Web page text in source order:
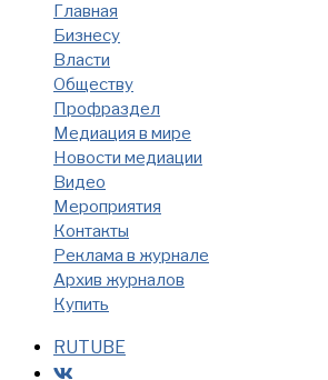
Главная
Бизнесу
Власти
Обществу
Профраздел
Медиация в мире
Новости медиации
Видео
Мероприятия
Контакты
Реклама в журнале
Архив журналов
Купить
RUTUBE